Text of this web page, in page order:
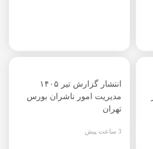
انتشار گزارش تیر ۱۴۰۵
مدیریت امور ناشران بورس
تهران
3 ساعت پیش